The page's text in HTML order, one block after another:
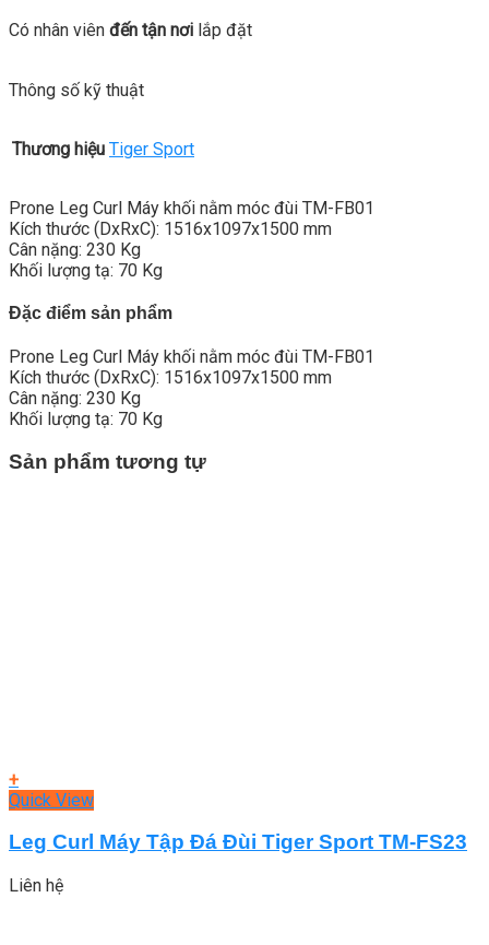
Có nhân viên đến tận nơi lắp đặt
Thông số kỹ thuật
Thương hiệu Tiger Sport
Prone Leg Curl Máy khối nằm móc đùi TM-FB01
Kích thước (DxRxC): 1516x1097x1500 mm
Cân nặng: 230 Kg
Khối lượng tạ: 70 Kg
Đặc điểm sản phẩm
Prone Leg Curl Máy khối nằm móc đùi TM-FB01
Kích thước (DxRxC): 1516x1097x1500 mm
Cân nặng: 230 Kg
Khối lượng tạ: 70 Kg
Sản phẩm tương tự
+
Quick View
Leg Curl Máy Tập Đá Đùi Tiger Sport TM-FS23
Liên hệ